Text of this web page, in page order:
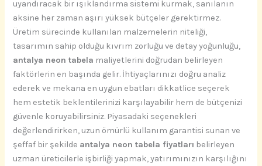
uyandıracak bir ışıklandırma sistemi kurmak, sanılanın
aksine her zaman aşırı yüksek bütçeler gerektirmez.
Üretim sürecinde kullanılan malzemelerin niteliği,
tasarımın sahip olduğu kıvrım zorluğu ve detay yoğunluğu,
antalya neon tabela maliyetlerini doğrudan belirleyen
faktörlerin en başında gelir. İhtiyaçlarınızı doğru analiz
ederek ve mekana en uygun ebatları dikkatlice seçerek
hem estetik beklentilerinizi karşılayabilir hem de bütçenizi
güvenle koruyabilirsiniz. Piyasadaki seçenekleri
değerlendirirken, uzun ömürlü kullanım garantisi sunan ve
şeffaf bir şekilde antalya neon tabela fiyatları belirleyen
uzman üreticilerle işbirliği yapmak, yatırımınızın karşılığını